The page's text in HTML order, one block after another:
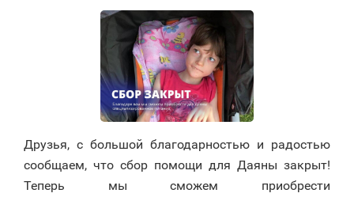
Друзья, с большой благодарностью и радостью
сообщаем, что сбор помощи для Даяны закрыт!
Теперь мы сможем приобрести